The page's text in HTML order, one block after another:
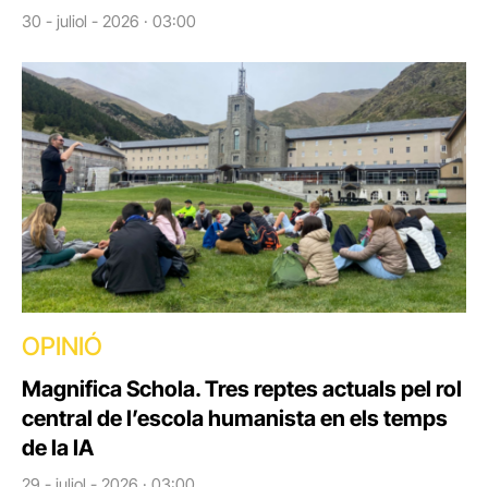
30 - juliol - 2026 · 03:00
OPINIÓ
Magnifica Schola. Tres reptes actuals pel rol
central de l’escola humanista en els temps
de la IA